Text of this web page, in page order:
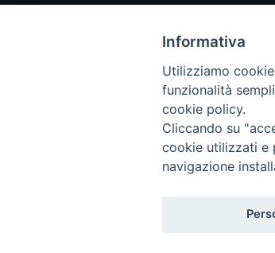
Copyright © 2019 - Tutti i diritti
Informativa
Utilizziamo
funzionalità
cookie policy.
Cliccando su
cookie utilizzati e
navigazione